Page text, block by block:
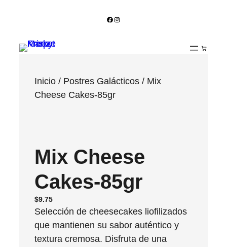
Facebook Instagram
Inicio / Postres Galácticos / Mix
Cheese Cakes-85gr
Mix Cheese
Cakes-85gr
$9.75
Selección de cheesecakes liofilizados
que mantienen su sabor auténtico y
textura cremosa. Disfruta de una